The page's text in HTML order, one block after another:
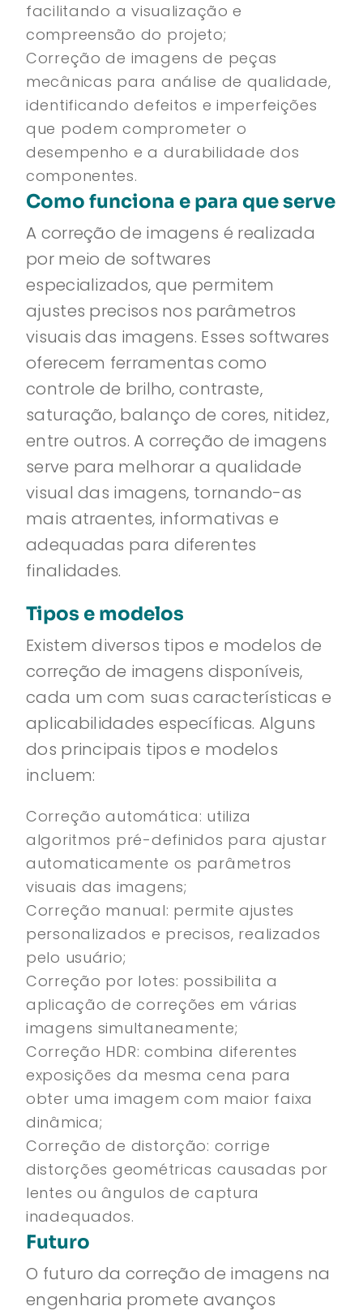
facilitando a visualização e
compreensão do projeto;
Correção de imagens de peças
mecânicas para análise de qualidade,
identificando defeitos e imperfeições
que podem comprometer o
desempenho e a durabilidade dos
componentes.
Como funciona e para que serve
A correção de imagens é realizada
por meio de softwares
especializados, que permitem
ajustes precisos nos parâmetros
visuais das imagens. Esses softwares
oferecem ferramentas como
controle de brilho, contraste,
saturação, balanço de cores, nitidez,
entre outros. A correção de imagens
serve para melhorar a qualidade
visual das imagens, tornando-as
mais atraentes, informativas e
adequadas para diferentes
finalidades.
Tipos e modelos
Existem diversos tipos e modelos de
correção de imagens disponíveis,
cada um com suas características e
aplicabilidades específicas. Alguns
dos principais tipos e modelos
incluem:
Correção automática: utiliza
algoritmos pré-definidos para ajustar
automaticamente os parâmetros
visuais das imagens;
Correção manual: permite ajustes
personalizados e precisos, realizados
pelo usuário;
Correção por lotes: possibilita a
aplicação de correções em várias
imagens simultaneamente;
Correção HDR: combina diferentes
exposições da mesma cena para
obter uma imagem com maior faixa
dinâmica;
Correção de distorção: corrige
distorções geométricas causadas por
lentes ou ângulos de captura
inadequados.
Futuro
O futuro da correção de imagens na
engenharia promete avanços